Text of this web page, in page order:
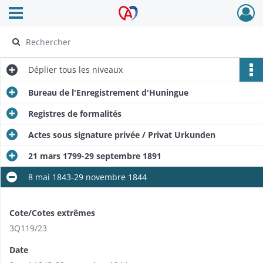
Archives Alsace - Colmar
Ouvrir le menu déroulant
Déplier tous les niveaux
Bureau de l'Enregistrement d'Huningue
Registres de formalités
Actes sous signature privée / Privat Urkunden
21 mars 1799-29 septembre 1891
8 mai 1843-29 novembre 1844
Cote/Cotes extrêmes
3Q119/23
Date